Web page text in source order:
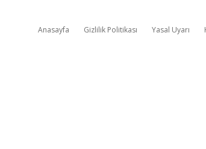
Anasayfa Gizlilik Politikası Yasal Uyarı